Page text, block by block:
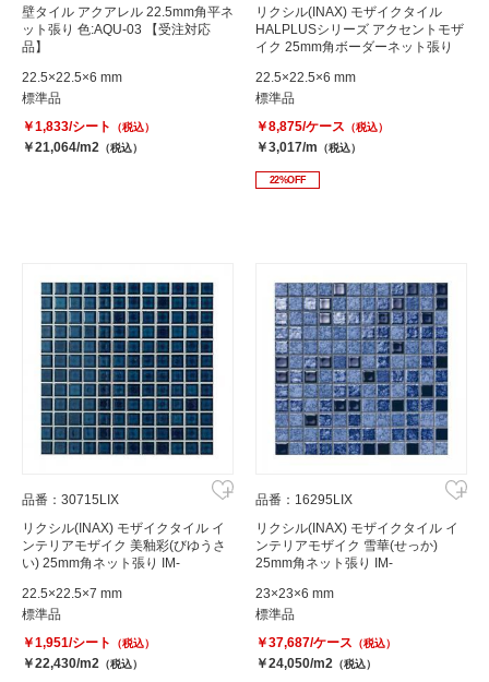
壁タイル アクアレル 22.5mm角平ネ
ット張り 色:AQU-03 【受注対応
品】
22.5×22.5×6 mm
標準品
￥1,833/シート
（税込）
￥21,064/m2 （税込）
リクシル(INAX) モザイクタイル
HALPLUSシリーズ アクセントモザ
イク 25mm角ボーダーネット張り
以下)
22.5×22.5×6 mm
標準品
￥8,875/ケース （税込）
￥3,017/m （税込）
22%OFF
品番：30715LIX
リクシル(INAX) モザイクタイル イ
ンテリアモザイク 美釉彩(びゆうさ
い) 25mm角ネット張り IM-
22.5×22.5×7 mm
標準品
￥1,951/シート
（税込）
￥22,430/m2 （税込）
品番：16295LIX
リクシル(INAX) モザイクタイル イ
ンテリアモザイク 雪華(せっか)
25mm角ネット張り IM-
23×23×6 mm
標準品
￥37,687/ケース （税込）
￥24,050/m2 （税込）